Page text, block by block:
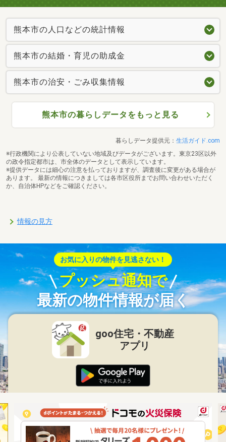
熊本市の人口などの統計情報
熊本市の結婚・育児の助成金
熊本市の治安・ごみ収集情報
熊本市の暮らしデータをもっと見る
暮らしデータ提供元： 生活ガイド.com
※行政機関により公表していない地域及びデータがございます。東京23区以外
の政令指定都市は、市全体のデータとして表示しています。
※提供データには細心の注意を払っておりますが、調査後に変更がある場合が
あります。 最新の情報につきましては各市区役所までお問い合わせいただく
か、自治体HPなどをご確認ください。
情報の見方
お気に入りの物件を見逃さない！
プッシュ通知で
最新の物件情報が届く
goo住宅・不動産
アプリ